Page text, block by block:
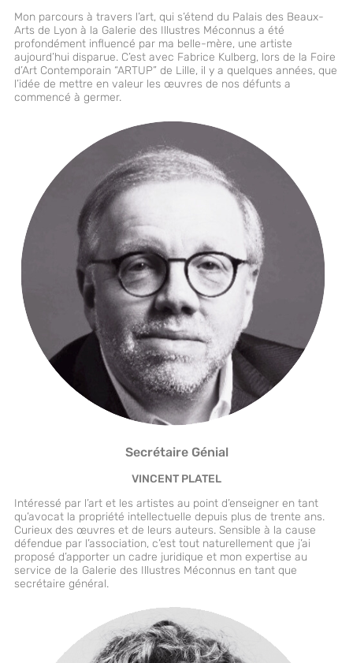
Mon parcours à travers l’art, qui s’étend du Palais des Beaux-
Arts de Lyon à la Galerie des Illustres Méconnus a été
profondément influencé par ma belle-mère, une artiste
aujourd’hui disparue. C’est avec Fabrice Kulberg, lors de la Foire
d’Art Contemporain “ARTUP” de Lille, il y a quelques années, que
l’idée de mettre en valeur les œuvres de nos défunts a
commencé à germer.
Secrétaire Génial
VINCENT PLATEL
Intéressé par l’art et les artistes au point d’enseigner en tant
qu’avocat la propriété intellectuelle depuis plus de trente ans.
Curieux des œuvres et de leurs auteurs. Sensible à la cause
défendue par l’association, c’est tout naturellement que j’ai
proposé d’apporter un cadre juridique et mon expertise au
service de la Galerie des Illustres Méconnus en tant que
secrétaire général.